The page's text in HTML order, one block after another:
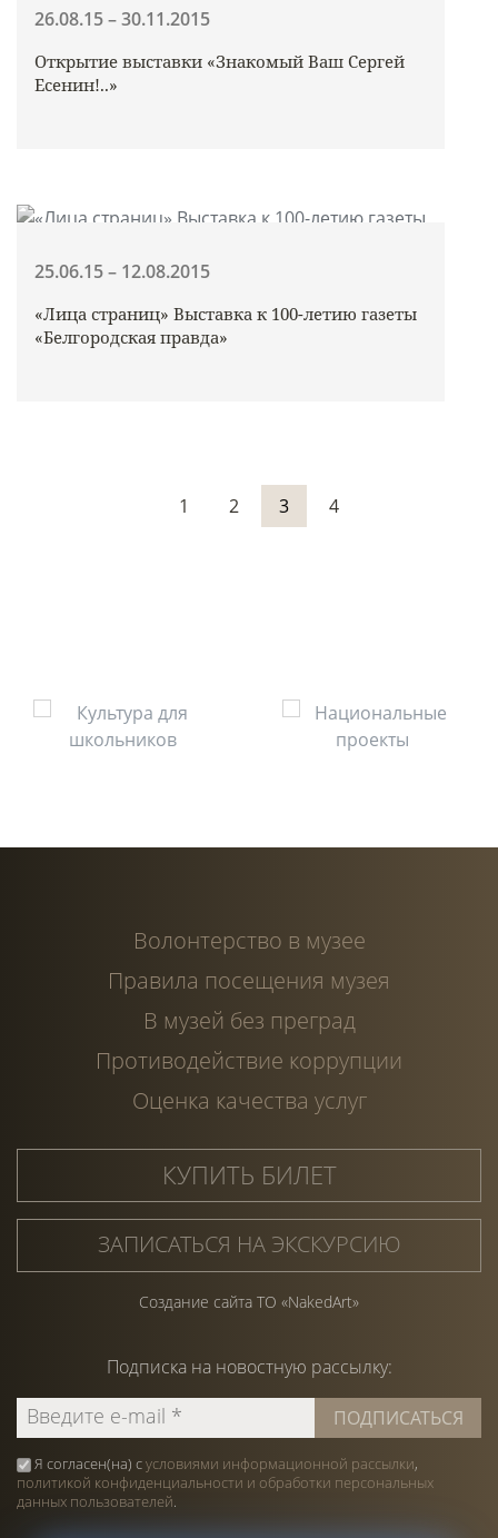
26.08.15 – 30.11.2015
Открытие выставки «Знакомый Ваш Сергей
Есенин!..»
25.06.15 – 12.08.2015
«Лица страниц» Выставка к 100-летию газеты
«Белгородская правда»
1 2 3 4
Волонтерство в музее
Правила посещения музея
В музей без преград
Противодействие коррупции
Оценка качества услуг
КУПИТЬ БИЛЕТ
ЗАПИСАТЬСЯ НА ЭКСКУРСИЮ
Создание сайта ТО «NakedArt»
Подписка на новостную рассылку:
Я согласен(на) сусловиями информационной рассылки,
политикой конфиденциальности и обработки персональных
данных пользователей.